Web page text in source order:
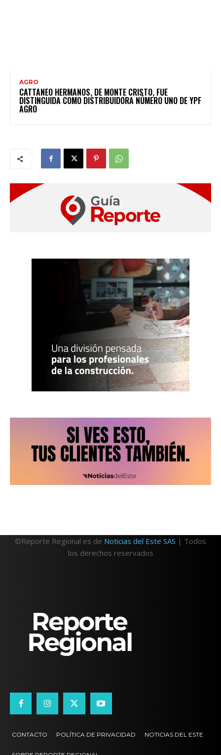
AGRO
CATTANEO HERMANOS, DE MONTE CRISTO, FUE
DISTINGUIDA COMO DISTRIBUIDORA NÚMERO UNO DE YPF
AGRO
©Reporte Regional es de Noticias del Este SAS | Todos
los derechos reservados
CONTACTO POLÍTICA DE PRIVACIDAD NOTICIAS DEL ESTE